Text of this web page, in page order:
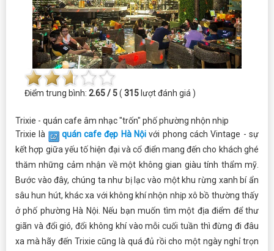
Điểm trung bình: 2.65 / 5( 315 lượt đánh giá )
Trixie - quán cafe âm nhạc "trốn" phố phường nhộn nhịp
Trixie là
quán cafe đẹp Hà Nội với phong cách Vintage - sự
kết hợp giữa yếu tố hiện đại và cổ điển mang đến cho khách ghé
thăm những cảm nhận về một không gian giàu tính thẩm mỹ.
Bước vào đây, chúng ta như bị lạc vào một khu rừng xanh bí ẩn
sâu hun hút, khác xa với không khí nhộn nhịp xô bồ thường thấy
ở phố phường Hà Nội. Nếu bạn muốn tìm một địa điểm để thư
giãn và đổi gió, đổi không khí vào mỗi cuối tuần thì đừng đi đâu
xa mà hãy đến Trixie cũng là quá đủ rồi cho một ngày nghỉ trọn